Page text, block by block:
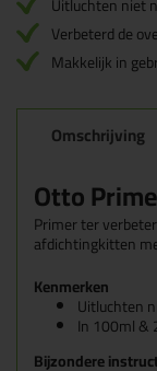
Verbeterd de
Makkelijk in
Omschrijving
Otto
Primer ter
afdichtingkitten
Kenmerken
Uitluchten
In 100ml &
Bijzondere